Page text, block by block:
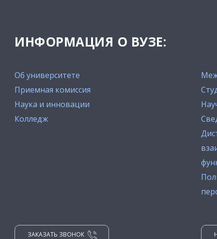
ИНФОРМАЦИЯ О ВУЗЕ:
Об университете
Приемная комиссия
Наука и инновации
Колледж
ЗАКАЗАТЬ ЗВОНОК